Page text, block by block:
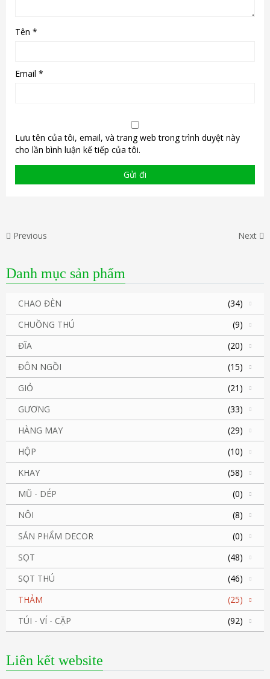
Tên *
Email *
Lưu tên của tôi, email, và trang web trong trình duyệt này
cho lần bình luận kế tiếp của tôi.
Previous Next
Danh mục sản phẩm
CHAO ĐÈN
(34)
CHUỒNG THÚ
(9)
ĐĨA
(20)
ĐÔN NGỒI
(15)
GIỎ
(21)
GƯƠNG
(33)
HÀNG MAY
(29)
HỘP
(10)
KHAY
(58)
MŨ - DÉP
(0)
NÔI
(8)
SẢN PHẨM DECOR
(0)
SỌT
(48)
SỌT THÚ
(46)
THẢM
(25)
TÚI - VÍ - CẶP
(92)
Liên kết website